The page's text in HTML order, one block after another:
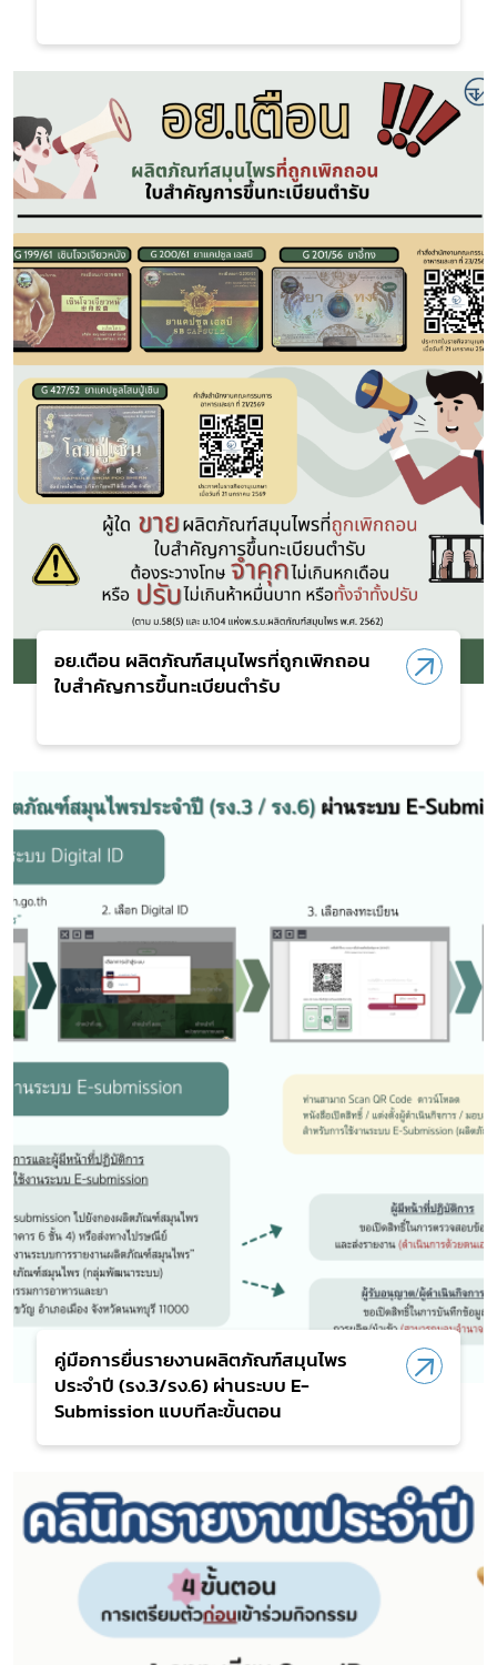
อย.เตือน ผลิตภัณฑ์สมุนไพรที่ถูกเพิกถอน
ใบสำคัญการขึ้นทะเบียนตำรับ
คู่มือการยื่นรายงานผลิตภัณฑ์สมุนไพร
ประจำปี (รง.3/รง.6) ผ่านระบบ E-
Submission แบบทีละขั้นตอน